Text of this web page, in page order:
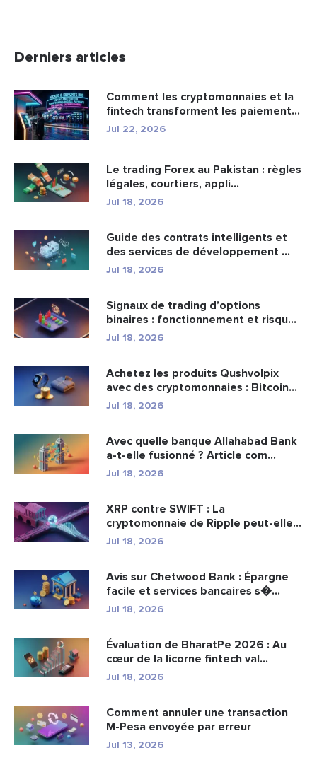
Derniers articles
Comment les cryptomonnaies et la
fintech transforment les paiement...
Jul 22, 2026
Le trading Forex au Pakistan : règles
légales, courtiers, appli...
Jul 18, 2026
Guide des contrats intelligents et
des services de développement ...
Jul 18, 2026
Signaux de trading d’options
binaires : fonctionnement et risqu...
Jul 18, 2026
Achetez les produits Qushvolpix
avec des cryptomonnaies : Bitcoin...
Jul 18, 2026
Avec quelle banque Allahabad Bank
a-t-elle fusionné ? Article com...
Jul 18, 2026
XRP contre SWIFT : La
cryptomonnaie de Ripple peut-elle
remplacer...
Jul 18, 2026
Avis sur Chetwood Bank : Épargne
facile et services bancaires s�...
Jul 18, 2026
Évaluation de BharatPe 2026 : Au
cœur de la licorne fintech val...
Jul 18, 2026
Comment annuler une transaction
M-Pesa envoyée par erreur
Jul 13, 2026